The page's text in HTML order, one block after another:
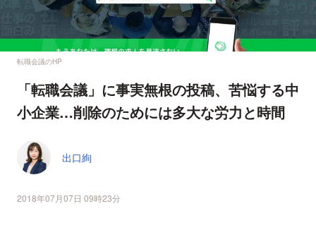
転職会議のHP
「転職会議」に事実無根の投稿、苦悩する中
小企業…削除のためには多大な労力と時間
出口絢
2018年07月07日 09時23分